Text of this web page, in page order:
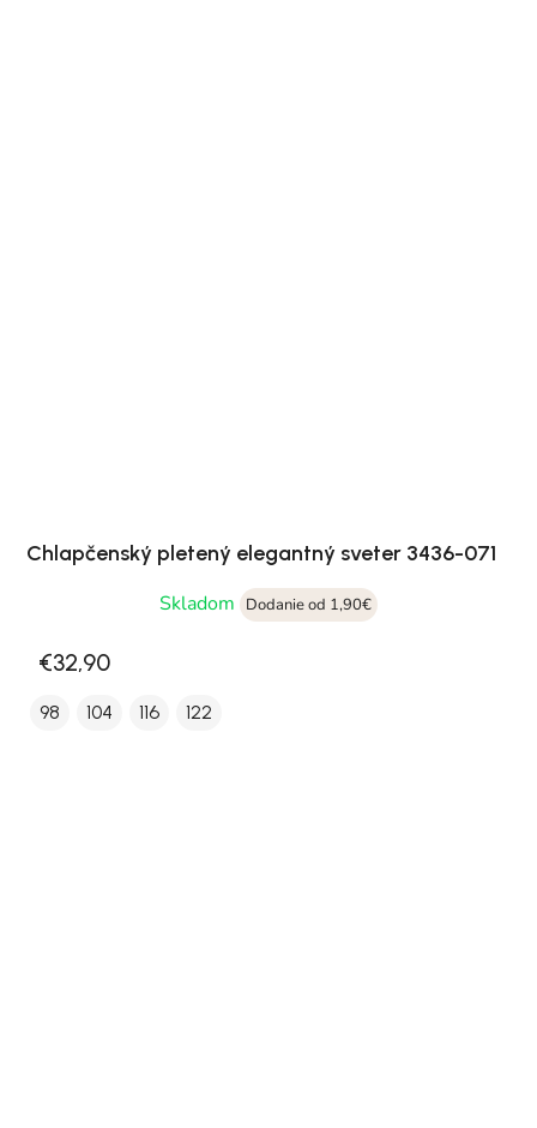
Chlapčenský pletený elegantný sveter 3436-071
Skladom
Dodanie od 1,90€
€32,90
98 104 116 122